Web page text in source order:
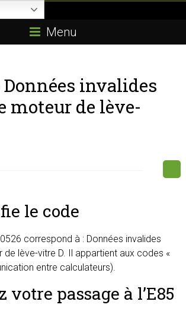
Menu
invalides
moteur de lève-
le code
correspond à : Données invalides
de lève-vitre D. Il appartient aux codes «
entre calculateurs).
votre passage à l’E85